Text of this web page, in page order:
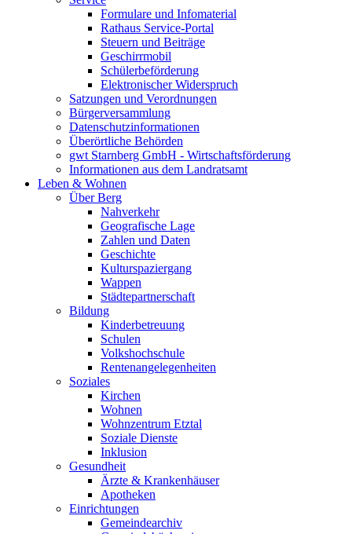
Formulare und Infomaterial
Rathaus Service-Portal
Steuern und Beiträge
Geschirrmobil
Schülerbeförderung
Elektronischer Widerspruch
Satzungen und Verordnungen
Bürgerversammlung
Datenschutzinformationen
Überörtliche Behörden
gwt Starnberg GmbH - Wirtschaftsförderung
Informationen aus dem Landratsamt
Leben & Wohnen
Über Berg
Nahverkehr
Geografische Lage
Zahlen und Daten
Geschichte
Kulturspaziergang
Wappen
Städtepartnerschaft
Bildung
Kinderbetreuung
Schulen
Volkshochschule
Rentenangelegenheiten
Soziales
Kirchen
Wohnen
Wohnzentrum Etztal
Soziale Dienste
Inklusion
Gesundheit
Ärzte & Krankenhäuser
Apotheken
Einrichtungen
Gemeindearchiv